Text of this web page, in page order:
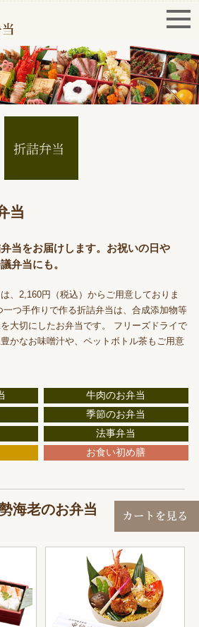
当
当をお届けします。お祝いの日や
弁当にも。
、2,160円（税込）からご用意しておりま
つ手作りで作る折詰弁当は、合成添加物等
大切にしたお弁当です。 フリーズドライで
かなお味噌汁や、ペットボトル茶もご用意
牛肉のお弁当
季節のお弁当
法事弁当
お食い初め膳
海老のお弁当